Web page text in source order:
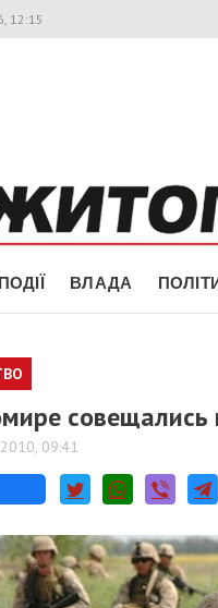
12:15
ПОДІЇ ВЛАДА
09:41